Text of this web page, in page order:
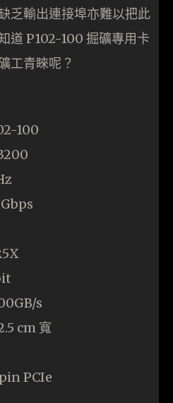
乏輸出連接埠亦難以把此
道 P102-100 掘礦專用卡
工青睞呢？
100
s
cm 寬
PCIe